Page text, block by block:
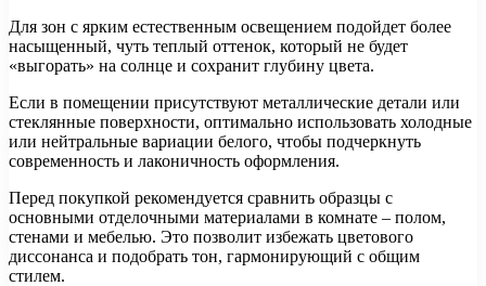
Для зон с ярким естественным освещением подойдет более
насыщенный, чуть теплый оттенок, который не будет
«выгорать» на солнце и сохранит глубину цвета.
Если в помещении присутствуют металлические детали или
стеклянные поверхности, оптимально использовать холодные
или нейтральные вариации белого, чтобы подчеркнуть
современность и лаконичность оформления.
Перед покупкой рекомендуется сравнить образцы с
основными отделочными материалами в комнате – полом,
стенами и мебелью. Это позволит избежать цветового
диссонанса и подобрать тон, гармонирующий с общим
стилем.